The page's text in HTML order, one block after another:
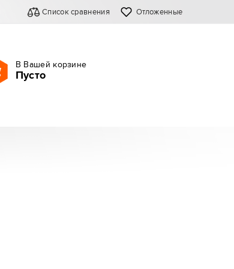
Список сравнения Отложенные
В Вашей корзине
Пусто